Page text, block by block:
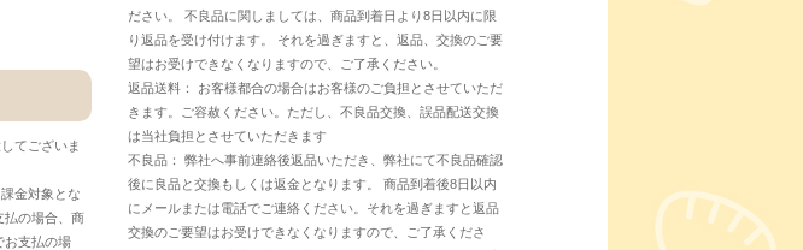
てございま
金対象とな
払の場合、商
お支払の場
ださい。 不良品に関しましては、商品到着日より8日以内に限
り返品を受け付けます。 それを過ぎますと、返品、交換のご要
望はお受けできなくなりますので、ご了承ください。
返品送料： お客様都合の場合はお客様のご負担とさせていただ
きます。ご容赦ください。ただし、不良品交換、誤品配送交換
は当社負担とさせていただきます
不良品： 弊社へ事前連絡後返品いただき、弊社にて不良品確認
後に良品と交換もしくは返金となります。 商品到着後8日以内
にメールまたは電話でご連絡ください。それを過ぎますと返品
交換のご要望はお受けできなくなりますので、ご了承くださ